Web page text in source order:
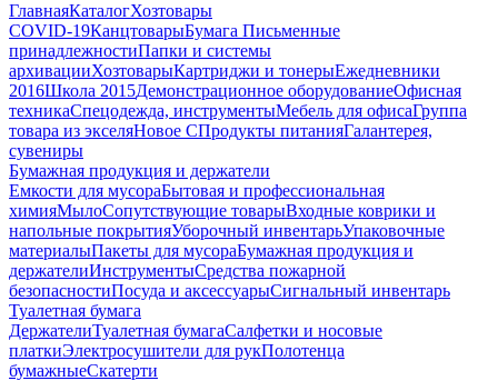
ГлавнаяКаталогХозтовары
COVID-19КанцтоварыБумага Письменные
принадлежностиПапки и системы
архивацииХозтоварыКартриджи и тонерыЕжедневники
2016Школа 2015Демонстрационное оборудованиеОфисная
техникаСпецодежда, инструментыМебель для офисаГруппа
товара из экселяНовое СПродукты питанияГалантерея,
сувениры
Бумажная продукция и держатели
Емкости для мусораБытовая и профессиональная
химияМылоСопутствующие товарыВходные коврики и
напольные покрытияУборочный инвентарьУпаковочные
материалыПакеты для мусораБумажная продукция и
держателиИнструментыСредства пожарной
безопасностиПосуда и аксессуарыСигнальный инвентарь
Туалетная бумага
ДержателиТуалетная бумагаСалфетки и носовые
платкиЭлектросушители для рукПолотенца
бумажныеСкатерти